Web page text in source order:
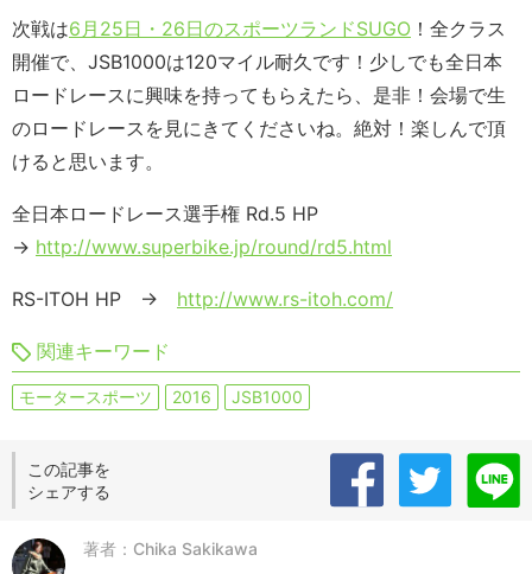
次戦は6月25日・26日のスポーツランドSUGO ！全クラス
開催で、JSB1000は120マイル耐久です！少しでも全日本
ロードレースに興味を持ってもらえたら、是非！会場で生
のロードレースを見にきてくださいね。絶対！楽しんで頂
けると思います。
全日本ロードレース選手権 Rd.5 HP
→ http://www.superbike.jp/round/rd5.html
RS-ITOH HP → http://www.rs-itoh.com/
関連キーワード
モータースポーツ 2016 JSB1000
この記事を
シェアする
著者：Chika Sakikawa